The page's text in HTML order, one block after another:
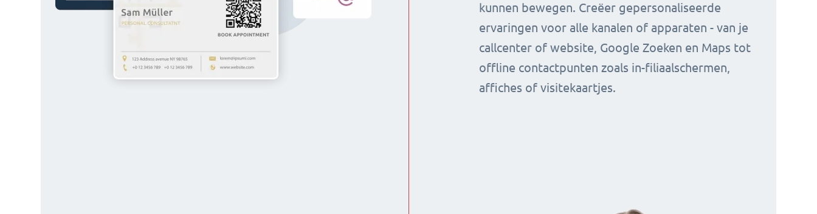
kunnen bewegen. Creëer gepersonaliseerde
ervaringen voor alle kanalen of apparaten - van je
callcenter of website, Google Zoeken en Maps tot
offline contactpunten zoals in-filiaalschermen,
affiches of visitekaartjes.